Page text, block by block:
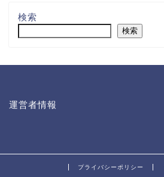
検索
検索
運営者情報
プライバシーポリシー